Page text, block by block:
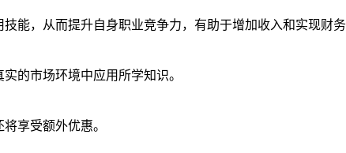
能，从而提升自身职业竞争力，有助于增加收入和实现财
的市场环境中应用所学知识。
享受额外优惠。